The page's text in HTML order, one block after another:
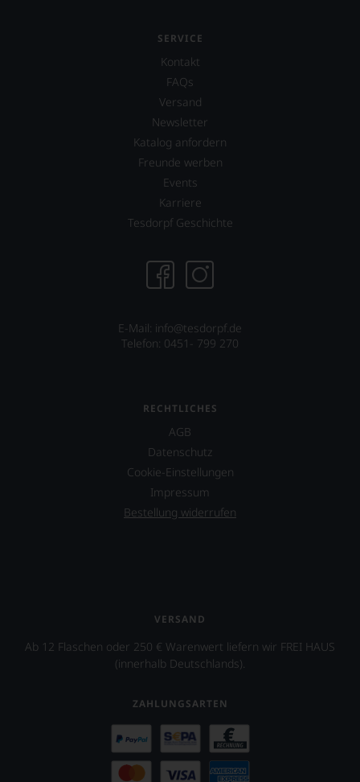
SERVICE
Kontakt
FAQs
Versand
Newsletter
Katalog anfordern
Freunde werben
Events
Karriere
Tesdorpf Geschichte
E-Mail: info@tesdorpf.de
Telefon: 0451- 799 270
RECHTLICHES
AGB
Datenschutz
Cookie-Einstellungen
Impressum
Bestellung widerrufen
VERSAND
Ab 12 Flaschen oder 250 € Warenwert liefern wir FREI HAUS
(innerhalb Deutschlands).
ZAHLUNGSARTEN